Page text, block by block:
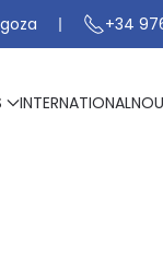
+34
INTERNATIONAL